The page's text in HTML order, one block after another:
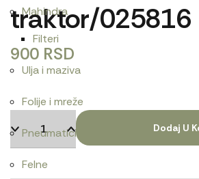
Mahindra
Filteri
Ulja i maziva
Folije i mreže
Pneumatici
Felne
traktor/025816
900 RSD
Dodaj U